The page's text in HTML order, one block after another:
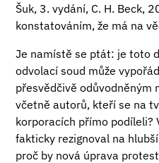
Šuk, 3. vydání, C. H. Beck,
konstatováním, že má na
Je namístě se ptát: je toto
odvolací soud může
přesvědčivě odůvodněným
včetně autorů, kteří se na
korporacích přímo podíleli?
fakticky rezignoval na
proč by nová úprava